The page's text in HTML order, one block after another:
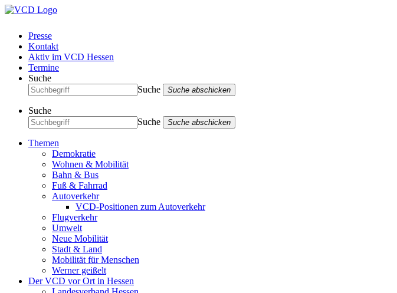
Presse
Kontakt
Aktiv im VCD Hessen
Termine
Suche
Suche
Suche abschicken
Suche
Suche
Suche abschicken
Themen
Demokratie
Wohnen & Mobilität
Bahn & Bus
Fuß & Fahrrad
Autoverkehr
VCD-Positionen zum Autoverkehr
Flugverkehr
Umwelt
Neue Mobilität
Stadt & Land
Mobilität für Menschen
Werner geißelt
Der VCD vor Ort in Hessen